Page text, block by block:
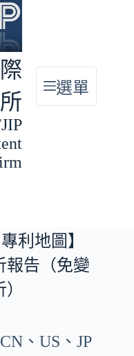
選單
利地圖】
報告（免變
、US、JP